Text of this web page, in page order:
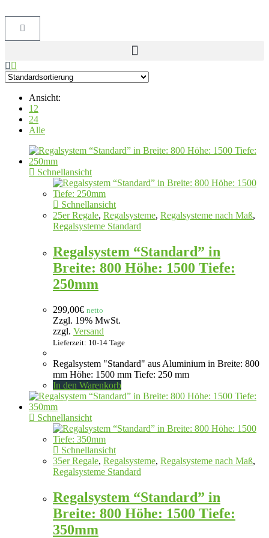
Ansicht:
12
24
Alle
Schnellansicht
Schnellansicht
25er Regale, Regalsysteme, Regalsysteme nach Maß,
Regalsysteme Standard
Regalsystem “Standard” in
Breite: 800 Höhe: 1500 Tiefe:
250mm
299,00€ netto
Zzgl. 19% MwSt.
zzgl. Versand
Lieferzeit: 10-14 Tage
Regalsystem "Standard" aus Aluminium in Breite: 800
mm Höhe: 1500 mm Tiefe: 250 mm
In den Warenkorb
Schnellansicht
Schnellansicht
35er Regale, Regalsysteme, Regalsysteme nach Maß,
Regalsysteme Standard
Regalsystem “Standard” in
Breite: 800 Höhe: 1500 Tiefe:
350mm